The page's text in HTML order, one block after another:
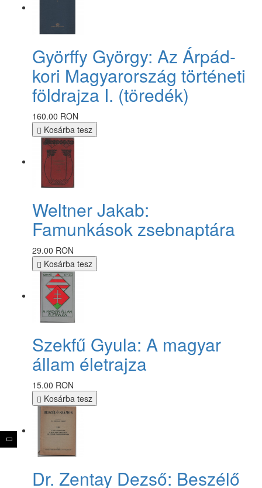
Györffy György: Az Árpád-
kori Magyarország történeti
földrajza I. (töredék)
160.00 RON
Kosárba tesz
Weltner Jakab:
Famunkások zsebnaptára
29.00 RON
Kosárba tesz
Szekfű Gyula: A magyar
állam életrajza
15.00 RON
Kosárba tesz
Dr. Zentay Dezső: Beszélő